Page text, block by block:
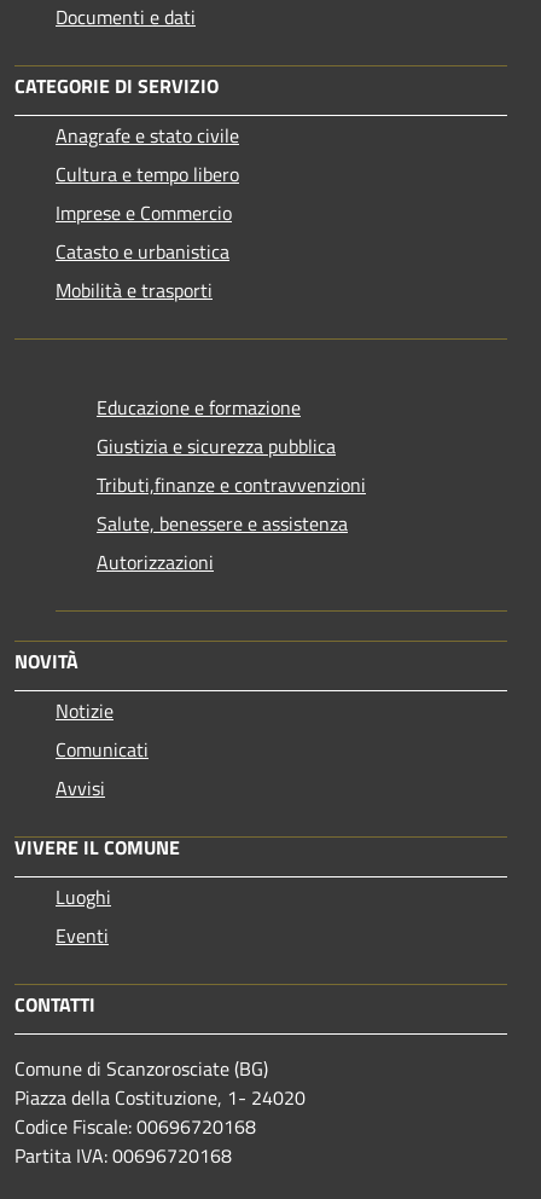
Documenti e dati
CATEGORIE DI SERVIZIO
Anagrafe e stato civile
Cultura e tempo libero
Imprese e Commercio
Catasto e urbanistica
Mobilità e trasporti
Educazione e formazione
Giustizia e sicurezza pubblica
Tributi,finanze e contravvenzioni
Salute, benessere e assistenza
Autorizzazioni
NOVITÀ
Notizie
Comunicati
Avvisi
VIVERE IL COMUNE
Luoghi
Eventi
CONTATTI
Comune di Scanzorosciate (BG)
Piazza della Costituzione, 1- 24020
Codice Fiscale: 00696720168
Partita IVA: 00696720168